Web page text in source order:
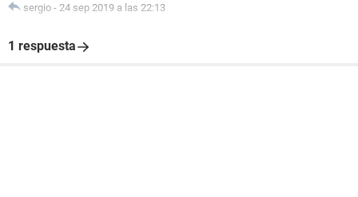
sergio - 24 sep 2019 a las 22:13
1 respuesta